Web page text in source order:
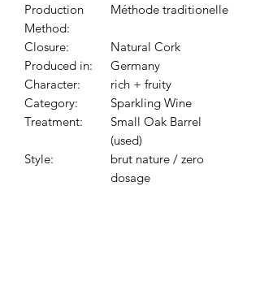
Production
Method:
Méthode traditionelle
Closure:
Natural Cork
Produced in:
Germany
Character:
rich + fruity
Category:
Sparkling Wine
Treatment:
Small Oak Barrel
(used)
Style:
brut nature / zero
dosage